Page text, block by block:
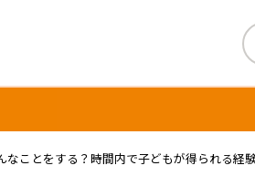
なことをする？時間内で子どもが得られる経